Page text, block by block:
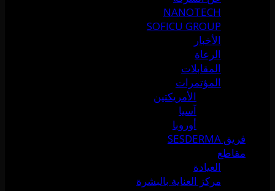
NANOTECH
SOFICU GROUP
الأخبار
الرعاة
المقابلات
المؤتمرات
الأمريكتين
آسيا
أوروبا
فريق SESDERMA
مقاطع
العيادة
مركز العناية بالبشرة